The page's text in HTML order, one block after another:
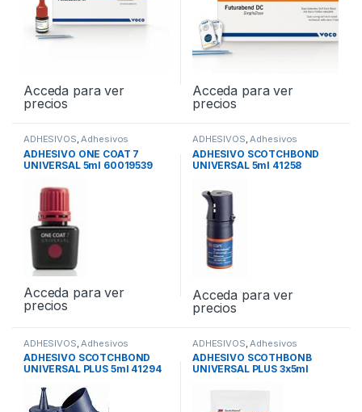
Acceda para ver
precios
Acceda para ver
precios
ADHESIVOS Adhesivos
ADHESIVO ONE COAT 7
UNIVERSAL 5ml 60019539
Acceda para ver
precios
ADHESIVOS Adhesivos
ADHESIVO SCOTCHBOND
UNIVERSAL 5ml 41258
Acceda para ver
precios
ADHESIVOS Adhesivos
Universales
ADHESIVO SCOTCHBOND
UNIVERSAL PLUS 5ml 41294
ADHESIVOS Adhesivos
Universales
ADHESIVO SCOTHBONB
UNIVERSAL PLUS 3x5ml